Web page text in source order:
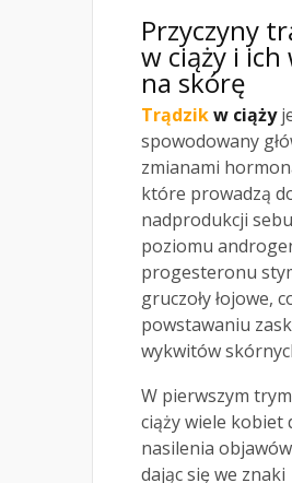
Przyczyny
w ciąży i ich
na skórę
Trądzikw ciąży
spowodowany
zmianami
które prowadzą
nadprodukcji
poziomu
progesteronu
gruczoły łojowe,
powstawaniu
wykwitów
W pierwszym
ciąży wiele kobiet
nasilenia
dając się we znaki